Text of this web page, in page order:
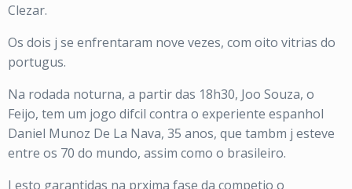
Clezar.
Os dois j se enfrentaram nove vezes, com oito vitrias do
portugus.
Na rodada noturna, a partir das 18h30, Joo Souza, o
Feijo, tem um jogo difcil contra o experiente espanhol
Daniel Munoz De La Nava, 35 anos, que tambm j esteve
entre os 70 do mundo, assim como o brasileiro.
J esto garantidas na prxima fase da competio o